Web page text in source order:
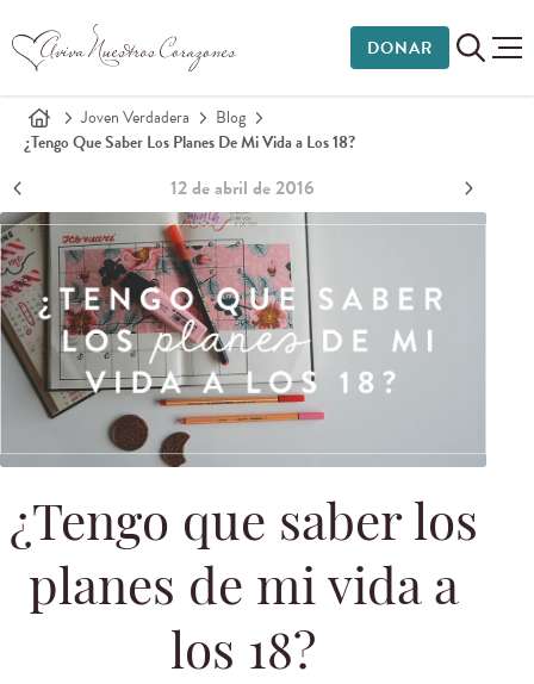
DONAR
Joven Verdadera
Blog
¿Tengo Que Saber Los Planes De Mi Vida a Los 18?
12 de abril de 2016
¿Tengo que saber los
planes de mi vida a
los 18?